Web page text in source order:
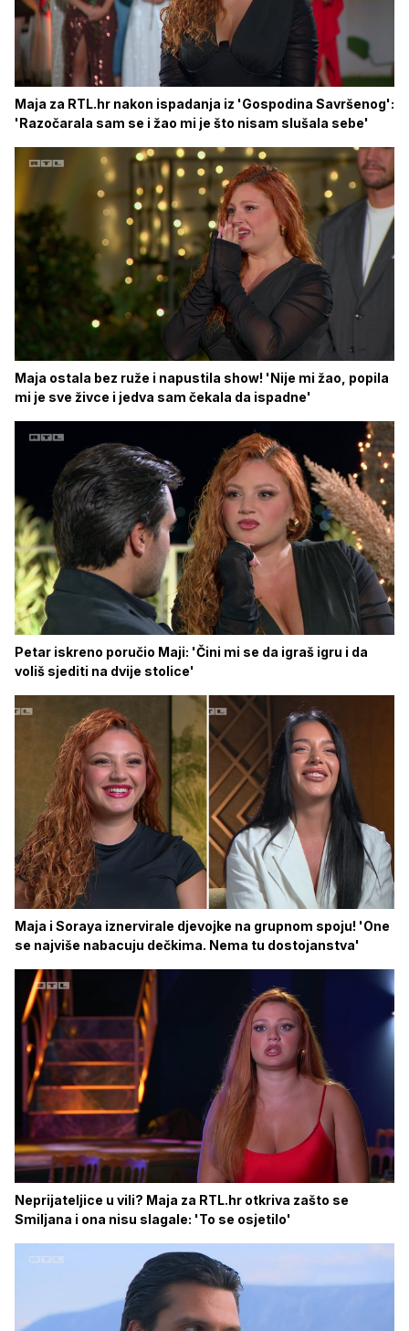
Maja za RTL.hr nakon ispadanja iz 'Gospodina Savršenog':
'Razočarala sam se i žao mi je što nisam slušala sebe'
Maja ostala bez ruže i napustila show! 'Nije mi žao, popila
mi je sve živce i jedva sam čekala da ispadne'
Petar iskreno poručio Maji: 'Čini mi se da igraš igru i da
voliš sjediti na dvije stolice'
Maja i Soraya iznervirale djevojke na grupnom spoju! 'One
se najviše nabacuju dečkima. Nema tu dostojanstva'
Neprijateljice u vili? Maja za RTL.hr otkriva zašto se
Smiljana i ona nisu slagale: 'To se osjetilo'